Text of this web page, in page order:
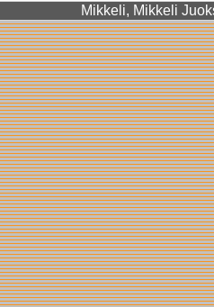
Mikkeli, Mikkeli